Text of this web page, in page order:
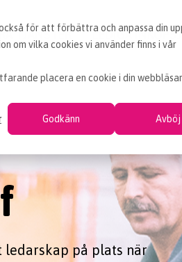
för att förbättra och anpassa din
om vilka cookies vi använder finns i vår
placera en cookie i din
Godkänn Avböj
TJÄNSTER LEDIGA
på plats när